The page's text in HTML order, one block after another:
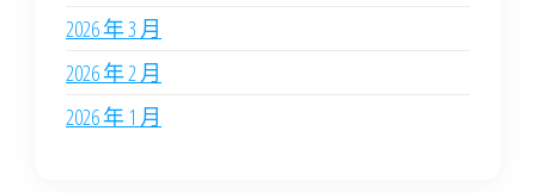
2026 年 3 月
2026 年 2 月
2026 年 1 月